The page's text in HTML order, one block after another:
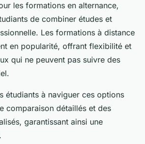
les formations en alternance,
de combiner études et
Les formations à distance
en popularité, offrant flexibilité et
qui ne peuvent pas suivre des
étudiants à naviguer ces options
comparaison détaillés et des
garantissant ainsi une